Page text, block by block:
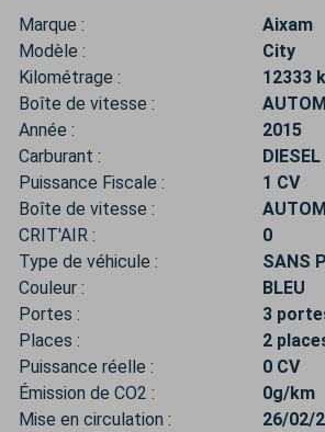
Marque :
Aixam
Modèle :
City
Kilométrage :
12333
Boîte de vitesse :
Année :
2015
Carburant :
DIESEL
Puissance Fiscale :
1 CV
Boîte de vitesse :
CRIT'AIR :
0
Type de véhicule :
SANS
Couleur :
BLEU
Portes :
3
Places :
2
Puissance réelle :
0 CV
Émission de CO2 :
0g/km
Mise en circulation :
26/02/